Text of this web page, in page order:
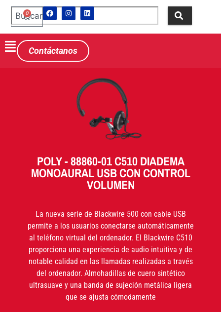
0
Contáctanos
POLY - 88860-01 C510 DIADEMA
MONOAURAL USB CON CONTROL
VOLUMEN
La nueva serie de Blackwire 500 con cable USB
permite a los usuarios conectarse automáticamente
al teléfono virtual del ordenador. El Blackwire C510
proporciona una experiencia de audio intuitiva y de
notable calidad en las llamadas realizadas a través
del ordenador. Almohadillas de cuero sintético
ultrasuave y una banda de sujeción metálica ligera
que se ajusta cómodamente